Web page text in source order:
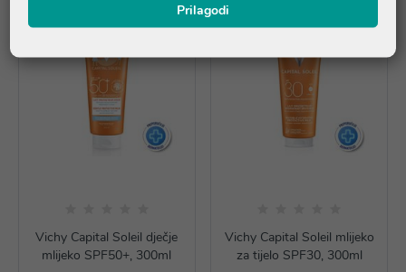
Vichy Capital Soleil dječje
mlijeko SPF50+, 300ml
Vichy Capital Soleil mlijeko
za tijelo SPF30, 300ml
Prilagodi